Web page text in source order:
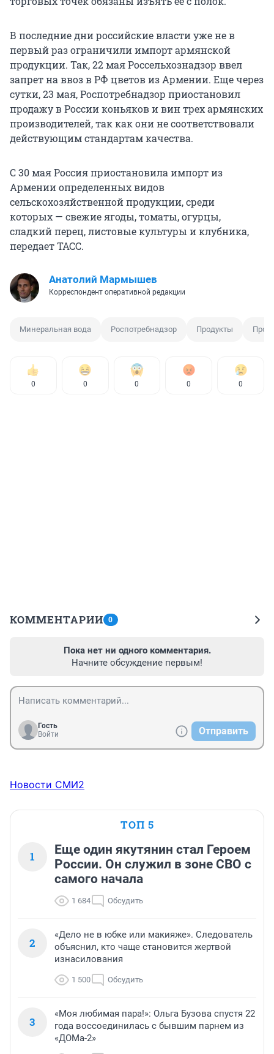
В последние дни российские власти уже не в
первый раз ограничили импорт армянской
продукции. Так, 22 мая Россельхознадзор ввел
запрет на ввоз в РФ цветов из Армении. Еще через
сутки, 23 мая, Роспотребнадзор приостановил
продажу в России коньяков и вин трех армянских
производителей, так как они не соответствовали
действующим стандартам качества.
С 30 мая Россия приостановила импорт из
Армении определенных видов
сельскохозяйственной продукции, среди
которых — свежие ягоды, томаты, огурцы,
сладкий перец, листовые культуры и клубника,
передает ТАСС.
Анатолий Мармышев
Корреспондент оперативной редакции
Минеральная вода Роспотребнадзор Продукты
0 0 0 0 0
КОММЕНТАРИИ 0
Пока нет ни одного комментария.
Начните обсуждение первым!
Гость
Войти
Отправить
Новости СМИ2
ТОП 5
1
Еще один якутянин стал Героем
России. Он служил в зоне СВО с
самого начала
1 684 Обсудить
2
«Дело не в юбке или макияже». Следователь
объяснил, кто чаще становится жертвой
изнасилования
1 500 Обсудить
3
«Моя любимая пара!»: Ольга Бузова спустя 22
года воссоединилась с бывшим парнем из
«ДОМа-2»